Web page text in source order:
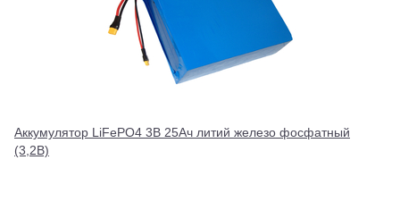
Аккумулятор LiFePO4 3В 25Ач литий железо фосфатный
(3,2В)